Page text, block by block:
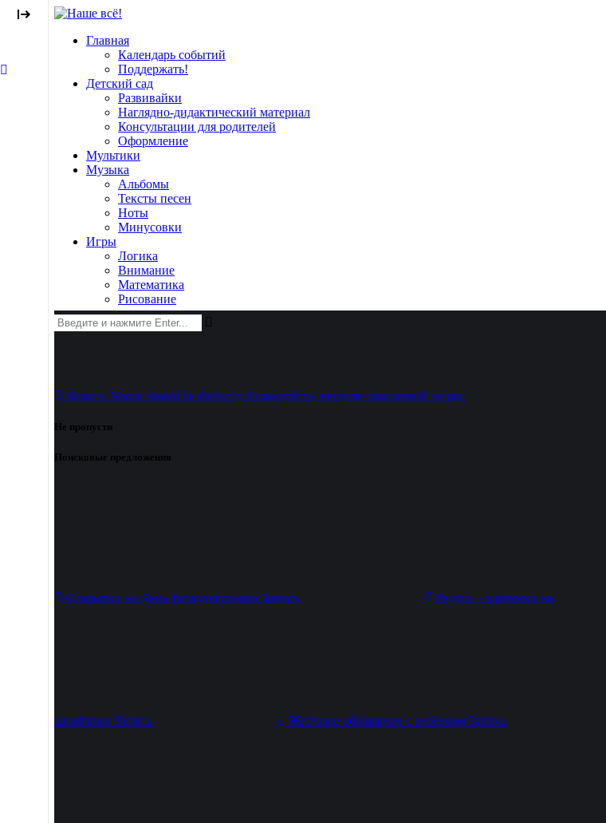
Главная
Календарь событий
Поддержать!
Детский сад
Развивайки
Наглядно-дидактический материал
Консультации для родителей
Оформление
Мультики
Музыка
Альбомы
Тексты песен
Ноты
Минусовки
Игры
Логика
Внимание
Математика
Рисование
Искать: Movie should be distinctly Пожалуйста, введите поисковый запрос
Не пропусти
Поисковые предложения
Открытки на День физкультурника Запись Радуга – картинки на
шкафчики Запись Жестокое обращение с ребёнком Запись